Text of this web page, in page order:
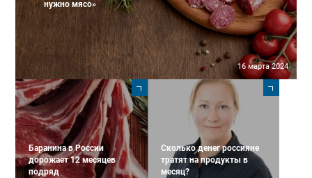
нужно мясо»
16 марта 2024
Баранина в России
дорожает 12 месяцев
подряд
Сколько денег россияне
тратят на продукты в
месяц?